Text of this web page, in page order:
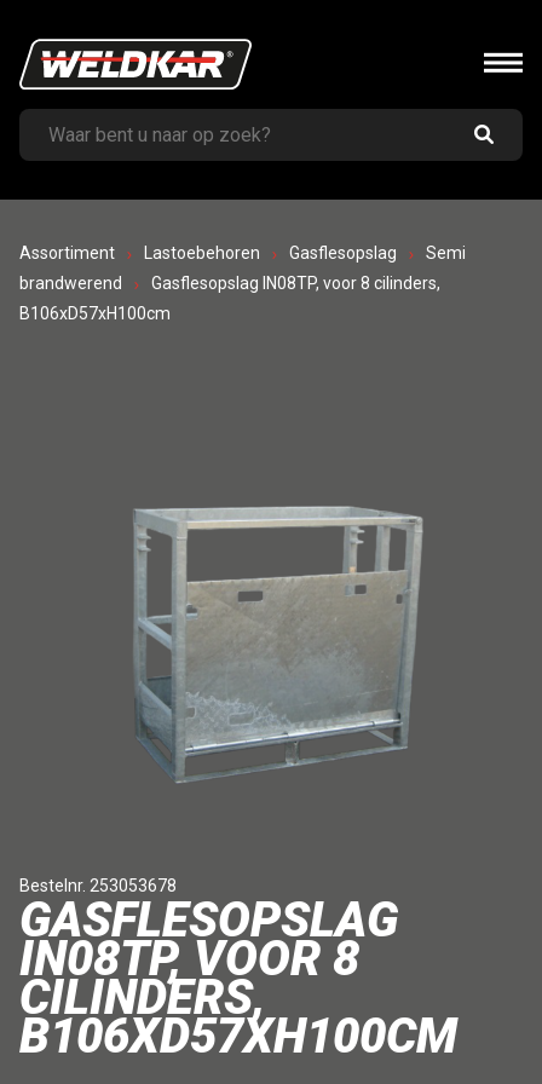
Assortiment Lastoebehoren Gasflesopslag
Semi
brandwerend
Gasflesopslag IN08TP, voor 8 cilinders,
B106xD57xH100cm
Bestelnr. 253053678
GASFLESOPSLAG
IN08TP, VOOR 8
CILINDERS,
B106XD57XH100CM